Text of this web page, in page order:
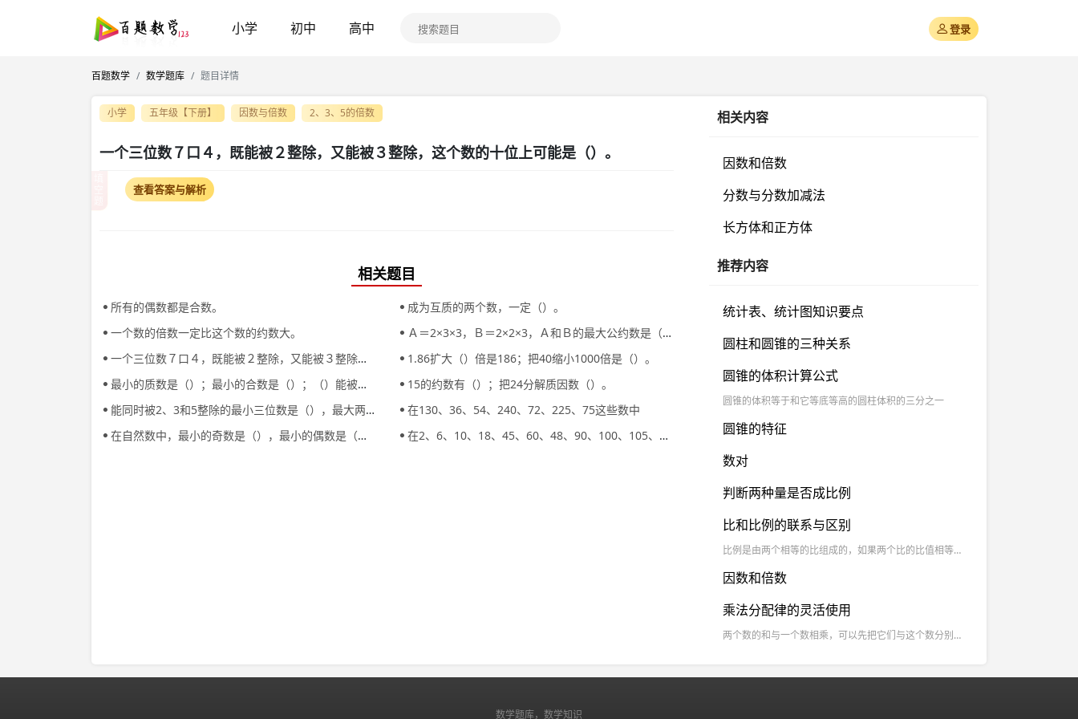
小学 初中 高中 登录
百题数学 数学题库 题目详情
小学 五年级【下册】 因数与倍数 2、3、5的倍数
一个三位数７口４，既能被２整除，又能被３整除，这个数的十位上可能是（）。
查看答案与解析
相关题目
所有的偶数都是合数。
成为互质的两个数，一定（）。
一个数的倍数一定比这个数的约数大。
Ａ＝2×3×3，Ｂ＝2×2×3，Ａ和Ｂ的最大公约数是（），最小公倍数是（）。
一个三位数７口４，既能被２整除，又能被３整除，这个数的十位上可能是（）。
1.86扩大（）倍是186；把40缩小1000倍是（）。
最小的质数是（）；最小的合数是（）；（）能被（）整除。
15的约数有（）；把24分解质因数（）。
能同时被2、3和5整除的最小三位数是（），最大两位数是（），最小两位数是（），最大三位数是（）。
在130、36、54、240、72、225、75这些数中
在自然数中，最小的奇数是（），最小的偶数是（）。
在2、6、10、18、45、60、48、90、100、105、111中，能被2整除的数有（），这些数都叫（）；其余不能被2整除的数有（），叫做（）。
相关内容
因数和倍数
分数与分数加减法
长方体和正方体
推荐内容
统计表、统计图知识要点
圆柱和圆锥的三种关系
圆锥的体积计算公式
圆锥的体积等于和它等底等高的圆柱体积的三分之一
圆锥的特征
数对
判断两种量是否成比例
比和比例的联系与区别
比例是由两个相等的比组成的，如果两个比的比值相等，就可以组成比例；组成比例的两个比的比值一定相等。
因数和倍数
乘法分配律的灵活使用
两个数的和与一个数相乘，可以先把它们与这个数分别相乘，再相加。这叫乘法分配律。
数学题库，数学知识